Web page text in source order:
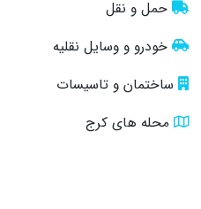
حمل و نقل
خودرو و وسایل نقلیه
ساختمان و تاسیسات
محله های کرج